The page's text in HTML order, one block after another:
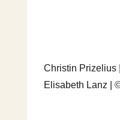
Christin Prizelius
Elisabeth Lanz |